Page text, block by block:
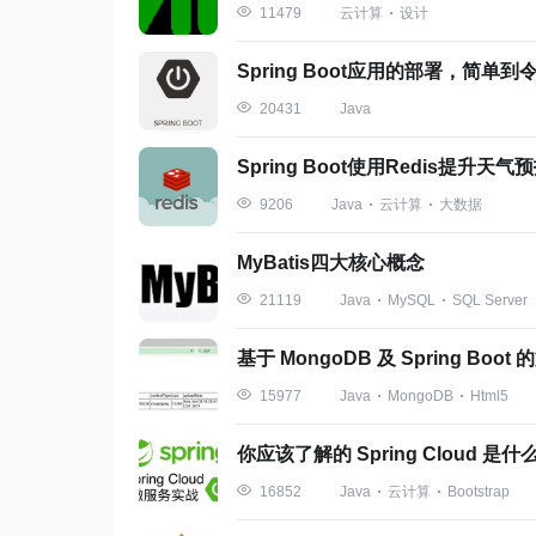
跨平台：仓颉支持静态编译至不同
淆等多种混淆技术。
鸿蒙编程语言演进策略
ArkTS 演进策略：将进一步定义和完
息优化运行时性能等。
仓颉演进策略：将持续提升高效开发
智能化演进策略：仓颉通过元编程能
的融合，推动在多领域的应用。
未来一年语言演进策略
11479 云计算 设计
Spring Boot应用的部署，简单到
20431 Java
Spring Boot使用Redis提升天气预
9206 Java 云计算 大数据
MyBatis四大核心概念
21119 Java MySQL SQL Server
基于 MongoDB 及 Spring Boot
15977 Java MongoDB Html5
你应该了解的 Spring Cloud 是什
16852 Java 云计算 Bootstrap